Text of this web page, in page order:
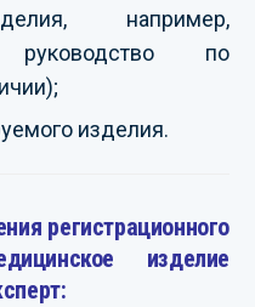
например,
по
изделия.
регистрационного
изделие